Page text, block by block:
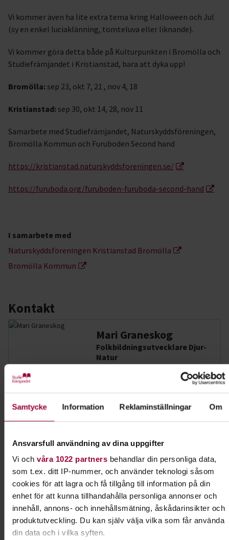
Samtycke Information Reklaminställningar Om
Ansvarsfull användning av dina uppgifter
Vi och våra 1022 partnersbehandlar din personliga data,
som t.ex. ditt IP-nummer, och använder teknologi såsom
cookies för att lagra och få tillgång till information på din
enhet för att kunna tillhandahålla personliga annonser och
innehåll, annons- och innehållsmätning, åskådarinsikter och
produktutveckling. Du kan själv välja vilka som får använda
din data och i vilka syften.
Vi kommer även ha lite extra tema kring Halloween och Jul
(sy en enkel luciaklänning, tomteluva eller liknande).
Vi kommer göra detta både på Kulturpunkten i Bromölla och
Studiefrämjandet i Kristianstad, bara att dyka upp!
Bromölla: sep 23, okt 7, 21 , nov 4, 18
Kristianstad: sep 30, okt 14, 28, nov 11
Samarbete med Studiefrämjandet, Naturskyddsföreningen,
Bromölla Kommun och Furuboden Second hand
https://kristianstad.naturskyddsforeningen.se/
https://furuboda.org/furuboden-furuboda-second-hand
I samarbete med
Naturskyddsföreningen Kristianstad Bromölla
Bromölla Kommun
Kontakt
Mari Graneskog
Folkbildningsutvecklare Djur-
Natur
Visa mer
Konsumtion
Lär dig mer om frågor som rör konsumtion. Våra
köpval påverkar både oss människor, naturen och
ibland hela ekosystem.